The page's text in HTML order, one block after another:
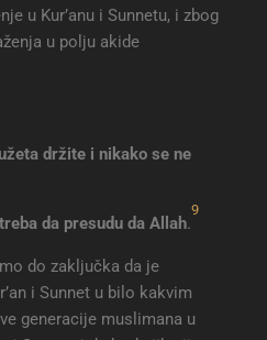
u Kur’anu i Sunnetu, i zbog
u polju akide
držite i nikako se ne
da presudu da Allah.
9
do zaključka da je
i Sunnet u bilo kakvim
generacije muslimana u